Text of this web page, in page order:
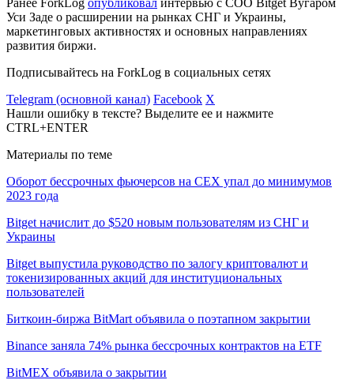
Уси Заде о расширении на рынках СНГ и Украины,
маркетинговых активностях и основных направлениях
развития биржи.
Подписывайтесь на ForkLog в социальных сетях
Telegram (основной канал) Facebook X
Нашли ошибку в тексте? Выделите ее и нажмите
CTRL+ENTER
Материалы по теме
Оборот бессрочных фьючерсов на CEX упал до минимумов
2023 года
Bitget начислит до $520 новым пользователям из СНГ и
Украины
Bitget выпустила руководство по залогу криптовалют и
токенизированных акций для институциональных
пользователей
Биткоин-биржа BitMart объявила о поэтапном закрытии
Binance заняла 74% рынка бессрочных контрактов на ETF
BitMEX объявила о закрытии